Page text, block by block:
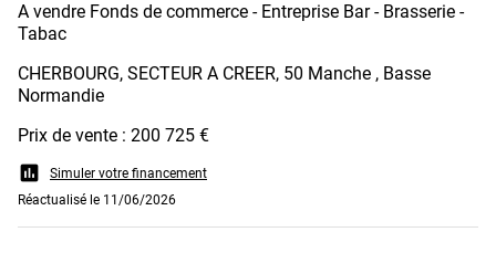
A vendre Fonds de commerce - Entreprise Bar - Brasserie -
Tabac
CHERBOURG, SECTEUR A CREER, 50 Manche , Basse
Normandie
Prix de vente : 200 725 €
assessment
Simuler votre financement
Réactualisé le 11/06/2026